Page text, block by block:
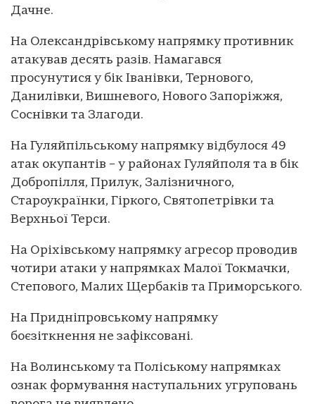
Дачне.
На Олександрівському напрямку противник
атакував десять разів. Намагався
просунутися у бік Іванівки, Тернового,
Данилівки, Вишневого, Нового Запоріжжя,
Соснівки та Злагоди.
На Гуляйпільському напрямку відбулося 49
атак окупантів – у районах Гуляйполя та в бік
Добропілля, Прилук, Залізничного,
Староукраїнки, Гіркого, Святопетрівки та
Верхньої Терси.
На Оріхівському напрямку агресор проводив
чотири атаки у напрямках Малої Токмачки,
Степового, Малих Щербаків та Приморського.
На Придніпровському напрямку
боєзіткнення не зафіксовані.
На Волинському та Поліському напрямках
ознак формування наступальних угруповань